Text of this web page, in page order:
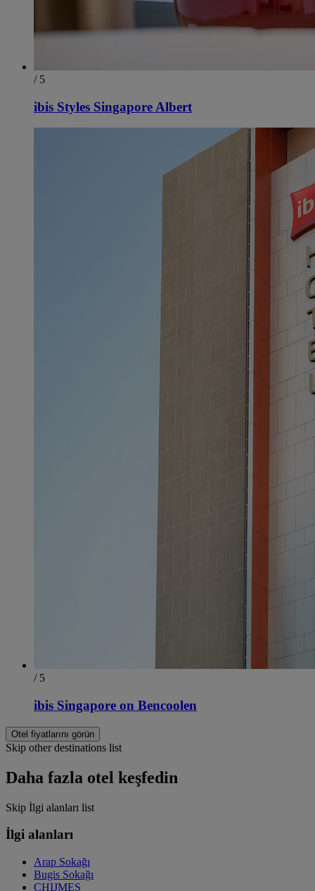
/ 5
ibis Styles Singapore Albert
/ 5
ibis Singapore on Bencoolen
Otel fiyatlarını görün
Skip other destinations list
Daha fazla otel keşfedin
Skip İlgi alanları list
İlgi alanları
Arap Sokağı
Bugis Sokağı
CHIJMES